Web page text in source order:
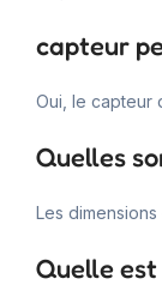
capteur
Oui, le capteur
Quelles
Les dimensions
Quelle est